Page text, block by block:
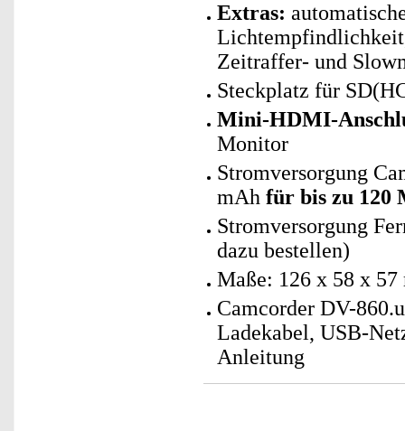
Extras:
Zeitraffer- und
Steckplatz für
Mini-HDMI-
Monitor
Stromversorgung
mAh für bis zu 120
Stromversorgung
dazu bestellen)
Maße: 126 x 58 x
Camcorder DV-
Ladekabel, USB-
Anleitung